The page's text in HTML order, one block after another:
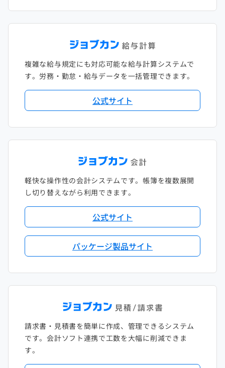
複雑な給与規定にも対応可能な給与計算システムで
す。労務・勤怠・給与データを一括管理できます。
公式サイト
軽快な操作性の会計システムです。帳簿を複数展開
し切り替えながら利用できます。
公式サイト
パッケージ製品サイト
請求書・見積書を簡単に作成、管理できるシステム
です。会計ソフト連携で工数を大幅に削減できま
す。